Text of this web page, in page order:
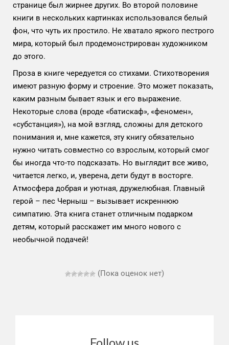
странице был жирнее других. Во второй половине
книги в нескольких картинках использовался белый
фон, что чуть их простило. Не хватало яркого пестрого
мира, который был продемонстрирован художником
до этого.
Проза в книге чередуется со стихами. Стихотворения
имеют разную форму и строение. Это может показать,
каким разным бывает язык и его выражение.
Некоторые слова (вроде «батискаф», «феномен»,
«субстанция»), на мой взгляд, сложны для детского
понимания и, мне кажется, эту книгу обязательно
нужно читать совместно со взрослым, который смог
бы иногда что-то подсказать. Но выглядит все живо,
читается легко, и, уверена, дети будут в восторге.
Атмосфера добрая и уютная, дружелюбная. Главный
герой – пес Черныш – вызывает искреннюю
симпатию. Эта книга станет отличным подарком
детям, который расскажет им много нового с
необычной подачей!
(Пока оценок нет)